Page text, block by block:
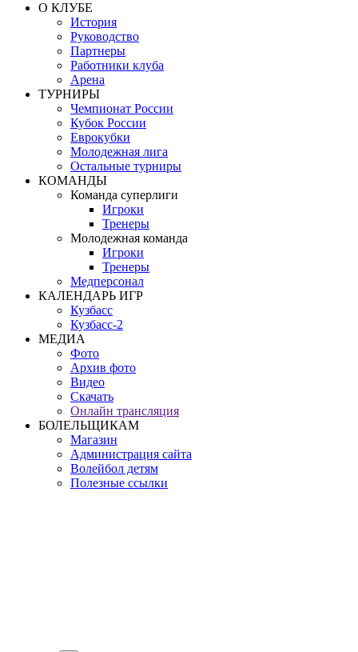
О КЛУБЕ
История
Руководство
Партнеры
Работники клуба
Арена
ТУРНИРЫ
Чемпионат России
Кубок России
Еврокубки
Молодежная лига
Остальные турниры
КОМАНДЫ
Команда суперлиги
Игроки
Тренеры
Молодежная команда
Игроки
Тренеры
Медперсонал
КАЛЕНДАРЬ ИГР
Кузбасс
Кузбасс-2
МЕДИА
Фото
Архив фото
Видео
Скачать
Онлайн трансляция
БОЛЕЛЬЩИКАМ
Магазин
Администрация сайта
Волейбол детям
Полезные ссылки